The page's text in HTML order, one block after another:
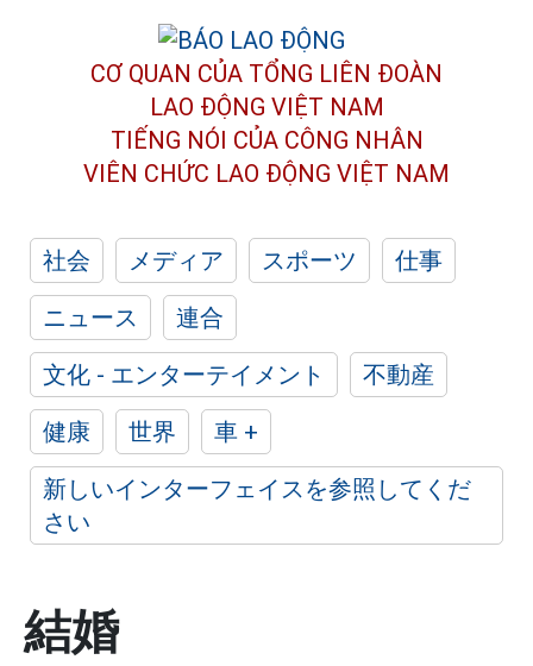
CƠ QUAN CỦA TỔNG LIÊN ĐOÀN
LAO ĐỘNG VIỆT NAM
TIẾNG NÓI CỦA CÔNG NHÂN
VIÊN CHỨC LAO ĐỘNG VIỆT NAM
社会 メディア スポーツ
仕事
ニュース
連合
文化 - エンターテイメント
不動産
健康
世界
車 +
新しいインターフェイスを参照してくだ
さい
結婚